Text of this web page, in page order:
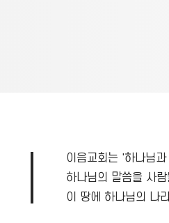
이음교회는 '하나님
하나님의 말씀을 사
이 땅에 하나님의 나